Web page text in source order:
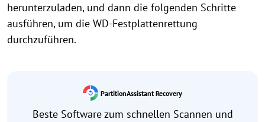
herunterzuladen, und dann die folgenden Schritte
ausführen, um die WD-Festplattenrettung
durchzuführen.
PartitionAssistant Recovery
Beste Software zum schnellen Scannen und